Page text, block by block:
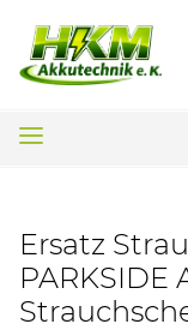
Ersatz
PARKSIDE